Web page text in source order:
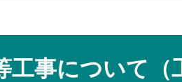
工事について（